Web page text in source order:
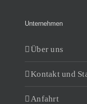
Unternehmen
Über uns
Kontakt und
Anfahrt